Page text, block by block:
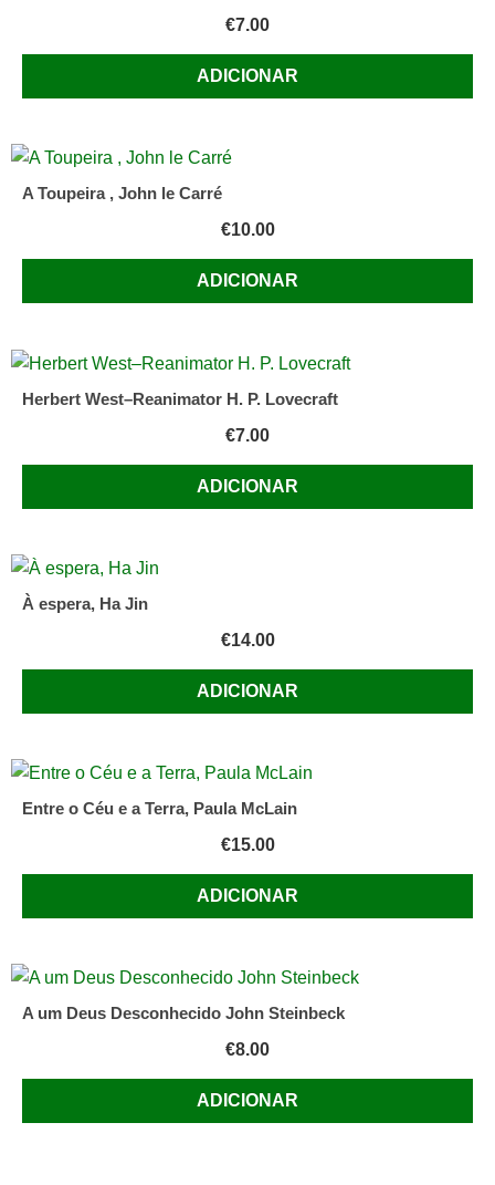
€7.00
ADICIONAR
A Toupeira , John le Carré
€10.00
ADICIONAR
Herbert West–Reanimator H. P. Lovecraft
€7.00
ADICIONAR
À espera, Ha Jin
€14.00
ADICIONAR
Entre o Céu e a Terra, Paula McLain
€15.00
ADICIONAR
A um Deus Desconhecido John Steinbeck
€8.00
ADICIONAR